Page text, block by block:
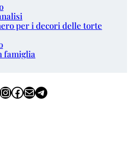
per i decori delle torte
famiglia
InstagramFacebook Email Telegram